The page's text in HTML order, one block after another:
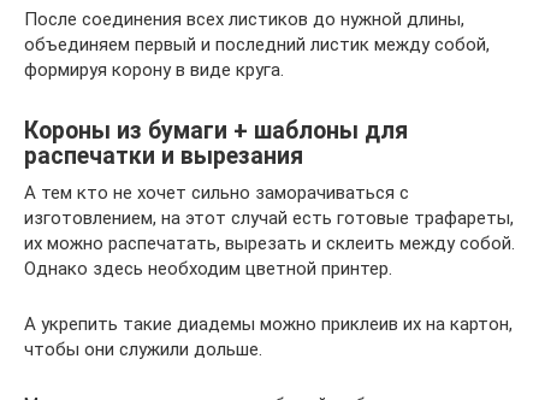
После соединения всех листиков до нужной длины,
объединяем первый и последний листик между собой,
формируя корону в виде круга.
Короны из бумаги + шаблоны для
распечатки и вырезания
А тем кто не хочет сильно заморачиваться с
изготовлением, на этот случай есть готовые трафареты,
их можно распечатать, вырезать и склеить между собой.
Однако здесь необходим цветной принтер.
А укрепить такие диадемы можно приклеив их на картон,
чтобы они служили дольше.